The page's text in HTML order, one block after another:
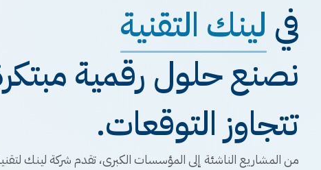
في لينك التقنية
نصنع حلول رقمية
تتجاوز التوقعات.
من المشاريع الناشئة إلى المؤسسات الكبرى، تقدم شركة لينك